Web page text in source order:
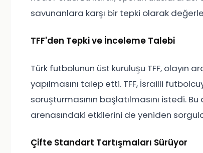
savunanlara karşı bir tepki olarak
TFF'den Tepki ve İnceleme Talebi
Türk futbolunun üst kuruluşu TFF, olayın
yapılmasını talep etti. TFF, İsrailli
soruşturmasının başlatılmasını istedi.
arenasındaki etkilerini de yeniden
Çifte Standart Tartışmaları Sürüyor